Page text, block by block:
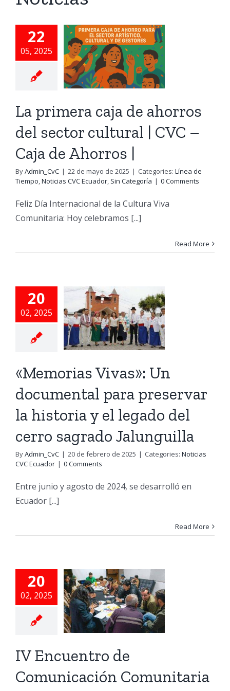
22
05, 2025
del
|
|
Noticias
Ecuador Sin
La primera caja de ahorros
del sector cultural | CVC –
Caja de Ahorros |
ByAdmin_CvC | 22 de mayo de 2025 | Categories: Línea de
Tiempo,Noticias CVC Ecuador, Sin Categoría | 0 Comments
Feliz Día Internacional de la Cultura Viva
Comunitaria: Hoy celebramos [...]
Read More
20
02, 2025
Un
la
y el
«Memorias Vivas»: Un
documental para preservar
la historia y el legado del
cerro sagrado Jalunguilla
ByAdmin_CvC | 20 de febrero de 2025 | Categories: Noticias
CVC Ecuador | 0 Comments
Entre junio y agosto de 2024, se desarrolló en
Ecuador [...]
Read More
20
02, 2025
Ecuador Sin
IV Encuentro de
Comunicación Comunitaria